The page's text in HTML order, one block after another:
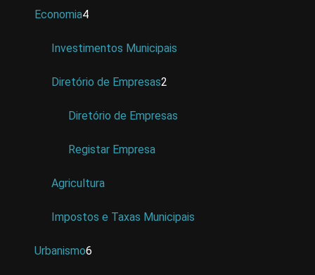
Economia4
Investimentos Municipais
Diretório de Empresas2
Diretório de Empresas
Registar Empresa
Agricultura
Impostos e Taxas Municipais
Urbanismo6